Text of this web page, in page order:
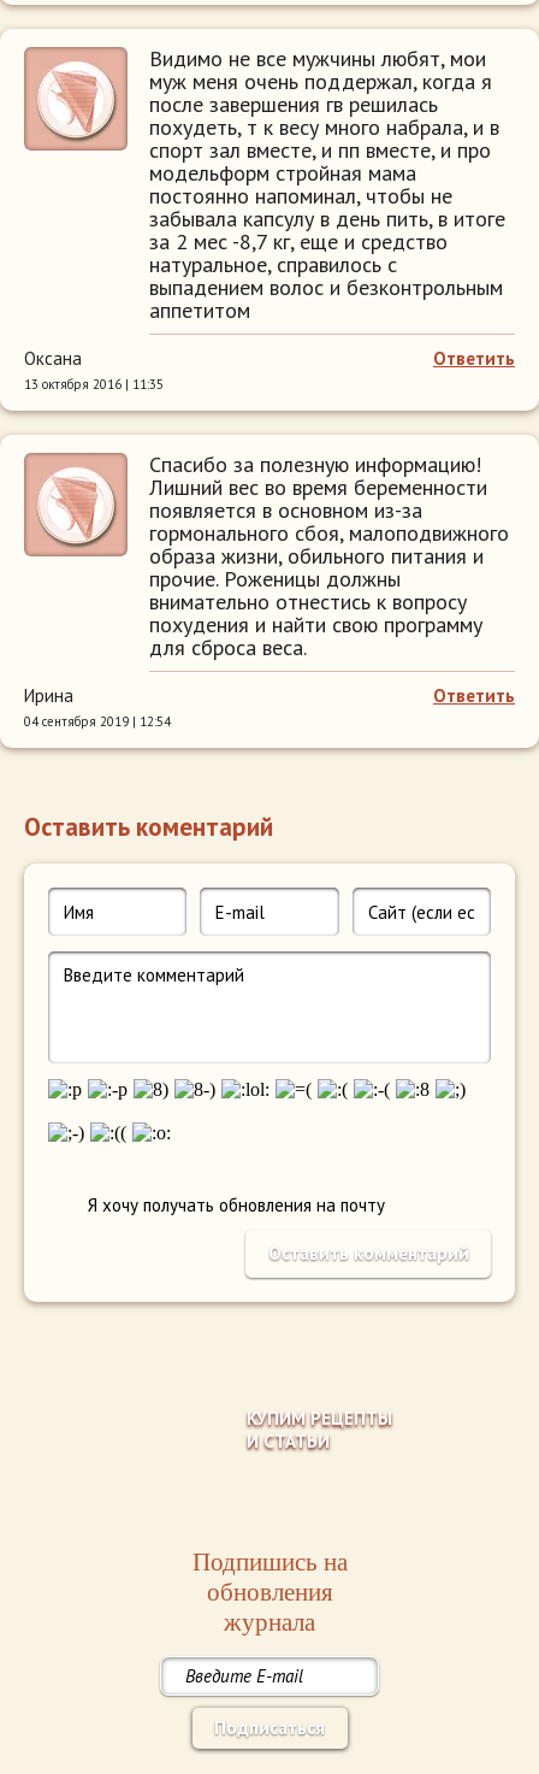
Видимо не все мужчины любят, мои
муж меня очень поддержал, когда я
после завершения гв решилась
похудеть, т к весу много набрала, и в
спорт зал вместе, и пп вместе, и про
модельформ стройная мама
постоянно напоминал, чтобы не
забывала капсулу в день пить, в итоге
за 2 мес -8,7 кг, еще и средство
натуральное, справилось с
выпадением волос и безконтрольным
аппетитом
Ответить
Оксана
13 октября 2016 | 11:35
Спасибо за полезную информацию!
Лишний вес во время беременности
появляется в основном из-за
гормонального сбоя, малоподвижного
образа жизни, обильного питания и
прочие. Роженицы должны
внимательно отнестись к вопросу
похудения и найти свою программу
для сброса веса.
Ответить
Ирина
04 сентября 2019 | 12:54
Оставить коментарий
Я хочу получать обновления на почту
КУПИМ РЕЦЕПТЫ
И СТАТЬИ
Подпишись на
обновления
журнала
Подписаться